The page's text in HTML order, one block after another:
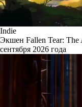
Indie
Экшен Fallen Tear: The
сентября 2026 года